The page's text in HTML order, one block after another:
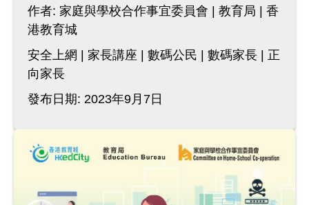
作者: 家庭與學校合作事宜委員會 教育局
香
港教育城
安全上網
家長講座 數碼公民 數碼家長
正
向家長
發布日期: 2023年9月7日